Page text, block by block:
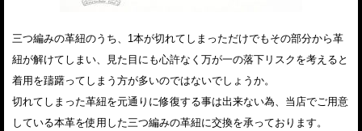
三つ編みの革紐のうち、1本が切れてしまっただけでもその部分から革
紐が解けてしまい、見た目にも心許なく万が一の落下リスクを考えると
着用を躊躇ってしまう方が多いのではないでしょうか。
切れてしまった革紐を元通りに修復する事は出来ない為、当店でご用意
している本革を使用した三つ編みの革紐に交換を承っております。